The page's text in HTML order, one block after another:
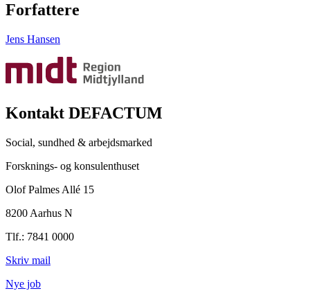
Forfattere
Jens Hansen
Kontakt DEFACTUM
Social, sundhed & arbejdsmarked
Forsknings- og konsulenthuset
Olof Palmes Allé 15
8200 Aarhus N
Tlf.: 7841 0000
Skriv mail
Nye job